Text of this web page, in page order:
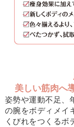
美しい筋肉へ
姿勢や運動不足、
の腕をボディメイ
くびれをつくるボ